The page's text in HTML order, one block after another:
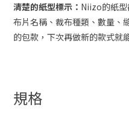
清楚的紙型標示： Niizo的紙型
布片名稱、裁布種類、數量、
的包款，下次再做新的款式就
規格